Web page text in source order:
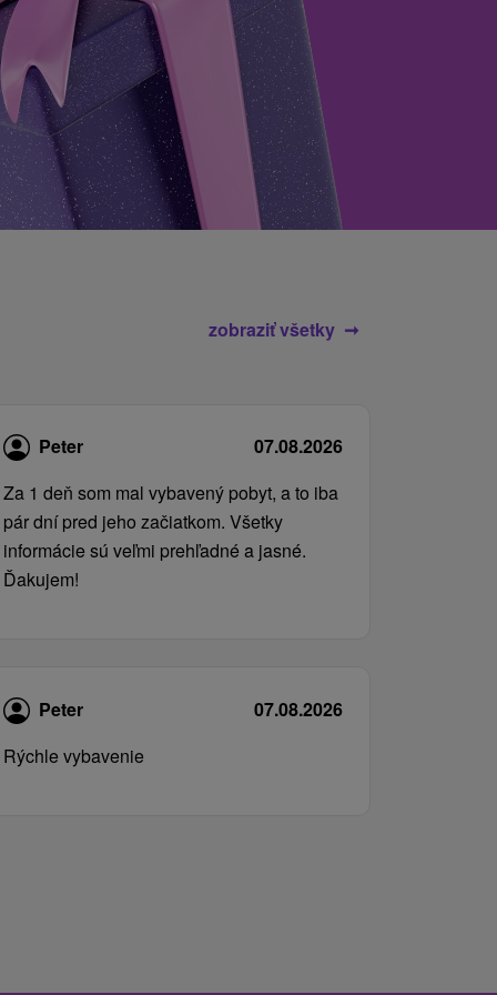
zobraziť všetky
Peter
07.08.2026
Za 1 deň som mal vybavený pobyt, a to iba
pár dní pred jeho začiatkom. Všetky
informácie sú veľmi prehľadné a jasné.
Ďakujem!
Peter
07.08.2026
Rýchle vybavenie